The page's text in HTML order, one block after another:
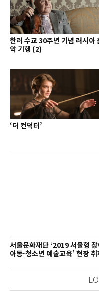
한러 수교 30주년 기념 러시아
악 기행 (2)
‘더 컨덕터’
서울문화재단 ‘2019 서울형
아동·청소년 예술교육’ 현장 취